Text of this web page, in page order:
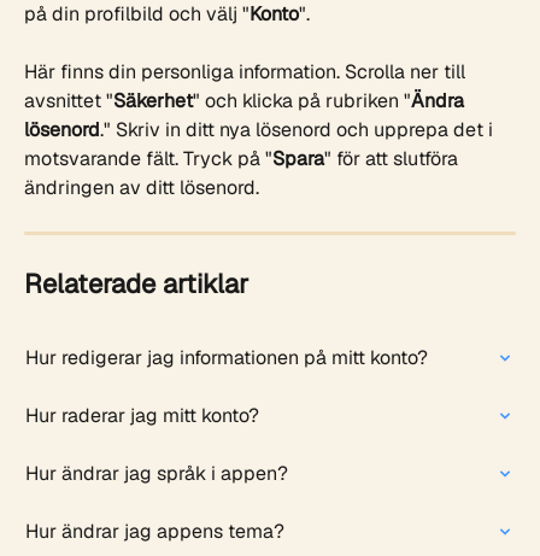
på din profilbild och välj "Konto".
Här finns din personliga information. Scrolla ner till
avsnittet "Säkerhet" och klicka på rubriken "Ändra
lösenord." Skriv in ditt nya lösenord och upprepa det i
motsvarande fält. Tryck på "Spara" för att slutföra
ändringen av ditt lösenord.
Relaterade artiklar
Hur redigerar jag informationen på mitt konto?
Hur raderar jag mitt konto?
Hur ändrar jag språk i appen?
Hur ändrar jag appens tema?